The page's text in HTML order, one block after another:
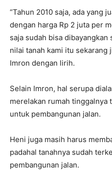
“Tahun 2010 saja, ada yang
dengan harga Rp 2 juta per
saja sudah bisa dibayangkan
nilai tanah kami itu sekarang
Imron dengan lirih.
Selain Imron, hal serupa
merelakan rumah tinggalnya
untuk pembangunan jalan.
Heni juga masih harus
padahal tanahnya sudah
pembangunan jalan.